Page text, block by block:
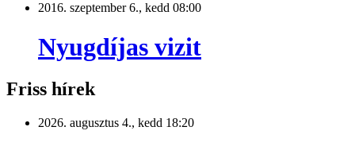
2016. szeptember 6., kedd 08:00
Nyugdíjas vizit
Friss hírek
2026. augusztus 4., kedd 18:20